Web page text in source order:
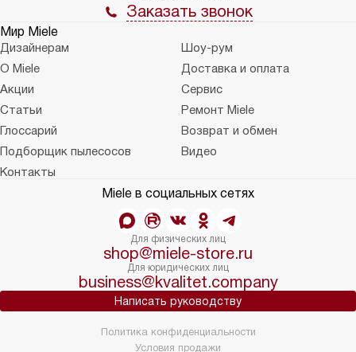
Заказать звонок
Мир Miele
Дизайнерам
Шоу-рум
О Miele
Доставка и оплата
Акции
Сервис
Статьи
Ремонт Miele
Глоссарий
Возврат и обмен
Подборщик пылесосов
Видео
Контакты
Miele в социальных сетях
Для физических лиц
shop@miele-store.ru
Для юридических лиц
business@kvalitet.company
Написать руководству
Политика конфиденциальности
Условия продажи